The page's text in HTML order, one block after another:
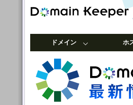
ドメイン ホ